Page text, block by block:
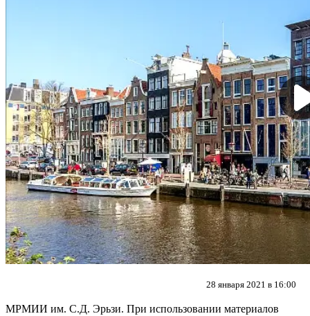
28 января 2021 в 16:00
МРМИИ им. С.Д. Эрьзи. При использовании материалов